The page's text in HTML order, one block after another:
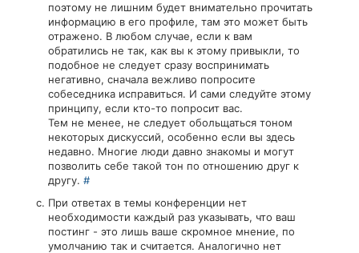
поэтому не лишним будет внимательно прочитать
информацию в его профиле, там это может быть
отражено. В любом случае, если к вам
обратились не так, как вы к этому привыкли, то
подобное не следует сразу воспринимать
негативно, сначала вежливо попросите
собеседника исправиться. И сами следуйте этому
принципу, если кто-то попросит вас.
Тем не менее, не следует обольщаться тоном
некоторых дискуссий, особенно если вы здесь
недавно. Многие люди давно знакомы и могут
позволить себе такой тон по отношению друг к
другу. #
При ответах в темы конференции нет
необходимости каждый раз указывать, что ваш
постинг - это лишь ваше скромное мнение, по
умолчанию так и считается. Аналогично нет